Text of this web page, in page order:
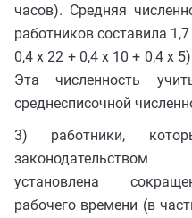
часов). Средняя
работников составила
0,4 x 22 + 0,4 x 10 + 0,4 x
Эта численность
среднесписочной
3) работники,
законодательством
установлена
рабочего времени (в